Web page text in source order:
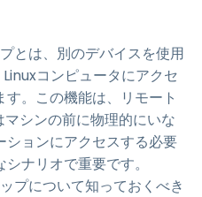
とは、別のデバイスを使用
コンピュータにアクセ
。この機能は、リモート
シンの前に物理的にいな
ションにアクセスする必要
ナリオで重要です。
プについて知っておくべき